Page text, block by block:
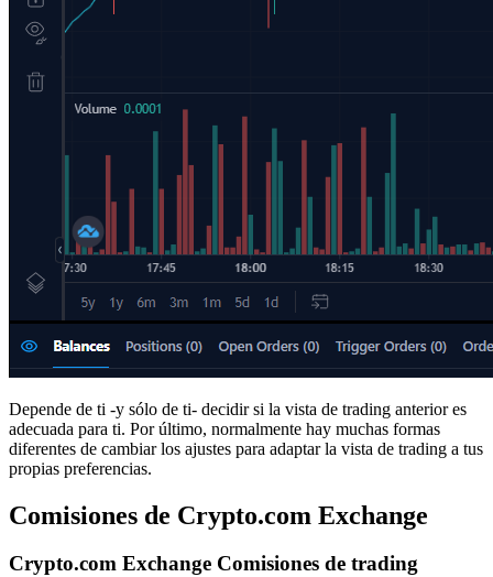
Depende de ti -y sólo de ti- decidir si la vista de trading anterior es
adecuada para ti. Por último, normalmente hay muchas formas
diferentes de cambiar los ajustes para adaptar la vista de trading a tus
propias preferencias.
Comisiones de Crypto.com Exchange
Crypto.com Exchange Comisiones de trading